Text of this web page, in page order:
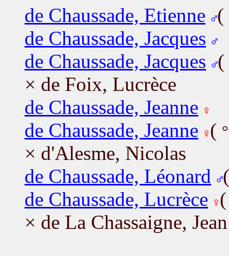
de Chaussade, Etienne (
de Chaussade, Jacques
de Chaussade, Jacques (
× de Foix, Lucrèce
de Chaussade, Jeanne
de Chaussade, Jeanne (
× d'Alesme, Nicolas
de Chaussade, Léonard
de Chaussade, Lucrèce
× de La Chassaigne, Jean